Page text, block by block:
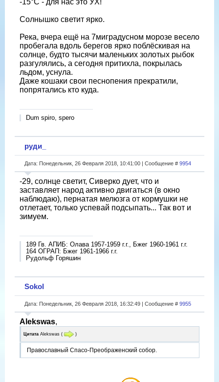
-15°С - для нас это УХ!
Солнышко светит ярко.
Река, вчера ещё на 7миградусном морозе весело
пробегала вдоль берегов ярко поблёскивая на
солнце, будто тысячи маленьких золотых рыбок
разгулялись, а сегодня притихла, покрылась
льдом, уснула.
Даже кошаки свои песнопения прекратили,
попрятались кто куда.
Dum spiro, spero
руди_
Дата: Понедельник, 26 Февраля 2018, 10:41:00 | Сообщение # 9954
-29, солнце светит, Сиверко дует, что и
заставляет народ активно двигаться (в окно
наблюдаю), пернатая мелюзга от кормушки не
отлетает, только успевай подсыпать... Так вот и
зимуем.
189 Гв. АПИБ: Олава 1957-1959 г.г., Бжег 1960-1961 г.г.
164 ОГРАП: Бжег 1961-1966 г.г.
Рудольф Горяшин
Sokol
Дата: Понедельник, 26 Февраля 2018, 16:32:49 | Сообщение # 9955
Alekswas,
Цитата Alekswas ( )
Православный Спасо-Преображенский собор.